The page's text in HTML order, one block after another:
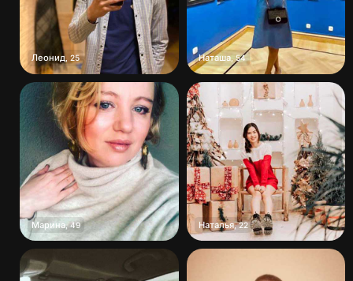
Леонид, 25 Наташа, 54
Марина,49 Наталья,22